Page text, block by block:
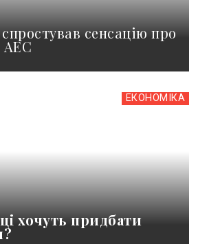
сенсацію про
АЕС
ЕКОНОМІКА
хочуть придбати